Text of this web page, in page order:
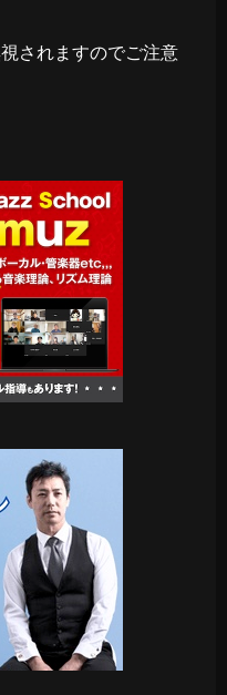
されますのでご注意